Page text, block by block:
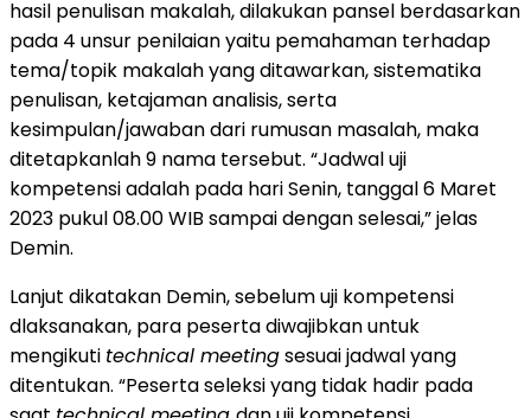
hasil penulisan makalah, dilakukan pansel berdasarkan
pada 4 unsur penilaian yaitu pemahaman terhadap
tema/topik makalah yang ditawarkan, sistematika
penulisan, ketajaman analisis, serta
kesimpulan/jawaban dari rumusan masalah, maka
ditetapkanlah 9 nama tersebut. “Jadwal uji
kompetensi adalah pada hari Senin, tanggal 6 Maret
2023 pukul 08.00 WIB sampai dengan selesai,” jelas
Demin.
Lanjut dikatakan Demin, sebelum uji kompetensi
dlaksanakan, para peserta diwajibkan untuk
mengikuti technical meetingsesuai jadwal yang
ditentukan. “Peserta seleksi yang tidak hadir pada